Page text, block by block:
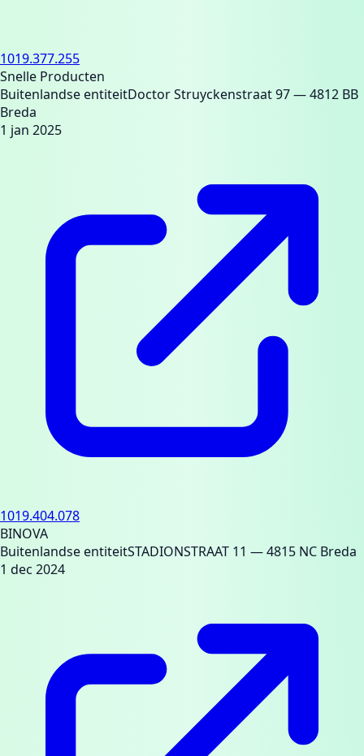
1019.377.255
Snelle Producten
Buitenlandse entiteitDoctor Struyckenstraat 97— 4812 BB
Breda
1 jan 2025
1019.404.078
BINOVA
Buitenlandse entiteitSTADIONSTRAAT 11 — 4815 NC Breda
1 dec 2024